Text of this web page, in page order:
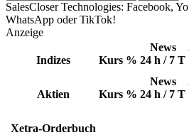
SalesCloser Technologies: Facebook,
WhatsApp oder TikTok!
Anzeige
Indizes Kurs %
News
24 h / 7 T
Aktien Kurs %
News
24 h / 7 T
Xetra-Orderbuch